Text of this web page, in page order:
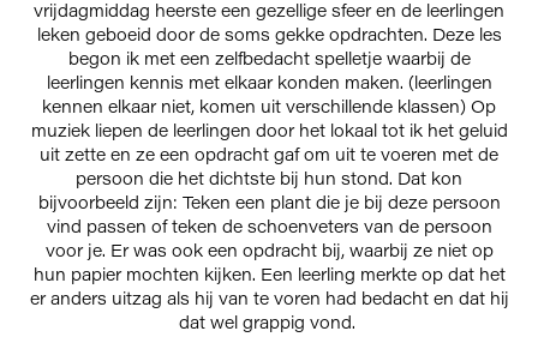
vrijdagmiddag heerste een gezellige sfeer en de leerlingen
leken geboeid door de soms gekke opdrachten. Deze les
begon ik met een zelfbedacht spelletje waarbij de
leerlingen kennis met elkaar konden maken. (leerlingen
kennen elkaar niet, komen uit verschillende klassen) Op
muziek liepen de leerlingen door het lokaal tot ik het geluid
uit zette en ze een opdracht gaf om uit te voeren met de
persoon die het dichtste bij hun stond. Dat kon
bijvoorbeeld zijn: Teken een plant die je bij deze persoon
vind passen of teken de schoenveters van de persoon
voor je. Er was ook een opdracht bij, waarbij ze niet op
hun papier mochten kijken. Een leerling merkte op dat het
er anders uitzag als hij van te voren had bedacht en dat hij
dat wel grappig vond.